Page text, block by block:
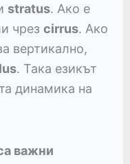
stratus. Ако е
чрез cirrus. Ако
вертикално,
. Така езикът
динамика на
важни